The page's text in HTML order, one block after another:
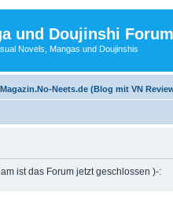
und Doujinshi Forum
Novels, Mangas und Doujinshis
Neets.de (Blog mit VN
ist das Forum jetzt geschlossen )-: